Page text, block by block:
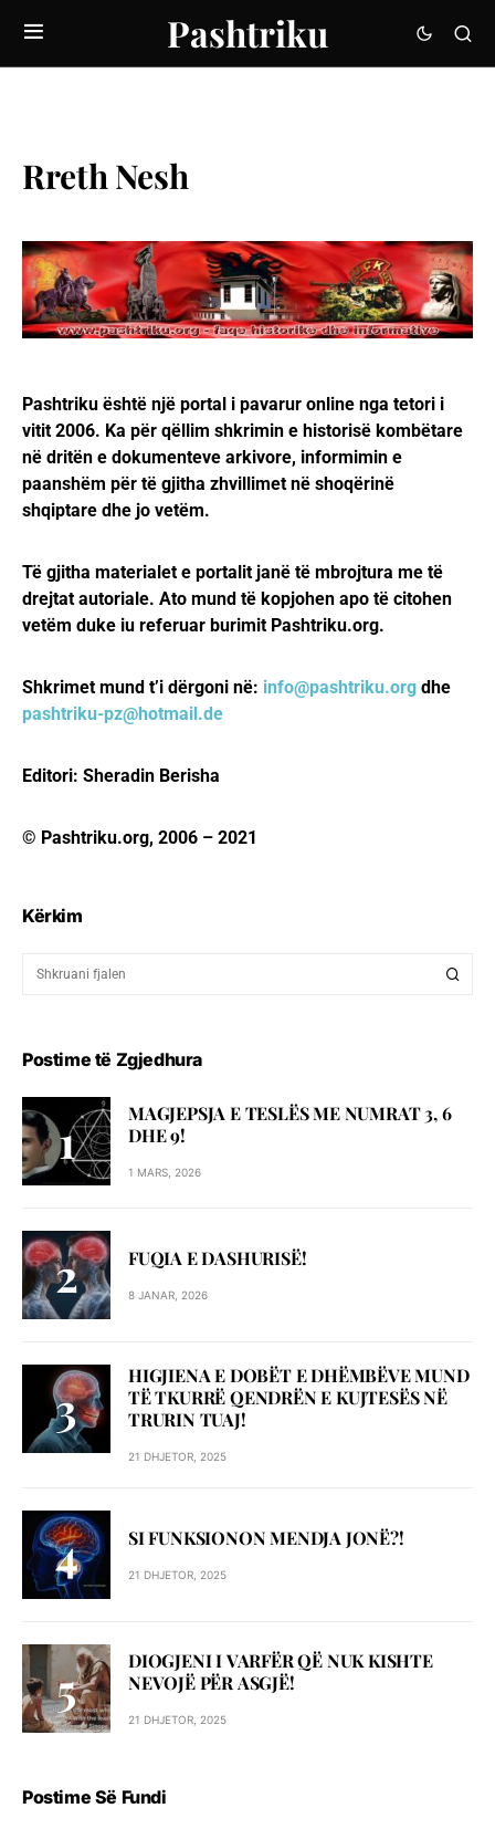
Pashtriku
Rreth Nesh
Pashtriku është një portal i pavarur online nga tetori i
vitit 2006. Ka për qëllim shkrimin e historisë kombëtare
në dritën e dokumenteve arkivore, informimin e
paanshëm për të gjitha zhvillimet në shoqërinë
shqiptare dhe jo vetëm.
Të gjitha materialet e portalit janë të mbrojtura me të
drejtat autoriale. Ato mund të kopjohen apo të citohen
vetëm duke iu referuar burimit Pashtriku.org.
Shkrimet mund t’i dërgoni në: info@pashtriku.org dhe
pashtriku-pz@hotmail.de
Editori: Sheradin Berisha
© Pashtriku.org, 2006 – 2021
Kërkim
Postime të Zgjedhura
MAGJEPSJA E TESLËS ME NUMRAT 3, 6
DHE 9!
1 MARS, 2026
FUQIA E DASHURISË!
8 JANAR, 2026
HIGJIENA E DOBËT E DHËMBËVE MUND
TË TKURRË QENDRËN E KUJTESËS NË
TRURIN TUAJ!
21 DHJETOR, 2025
SI FUNKSIONON MENDJA JONË?!
21 DHJETOR, 2025
DIOGJENI I VARFËR QË NUK KISHTE
NEVOJË PËR ASGJË!
21 DHJETOR, 2025
Postime Së Fundi